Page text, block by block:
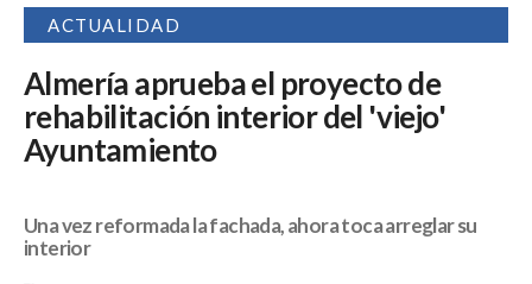
ACTUALIDAD
Almería aprueba el proyecto de
rehabilitación interior del 'viejo'
Ayuntamiento
Una vez reformada la fachada, ahora toca arreglar su
interior